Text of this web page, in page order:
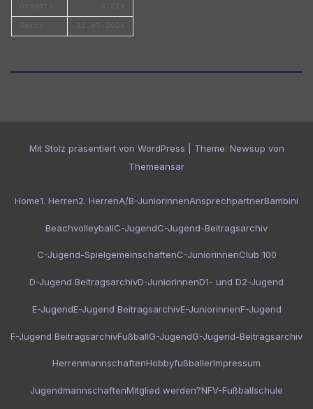
Mit Stolz präsentiert von WordPress Theme: Newsup von
Themeansar
Home1. Herren2. HerrenA/B-JuniorinnenAnsprechpartnerBambini
BeachvolleyballC-JugendC-Jugend-Beitragsarchiv
C-Jugend-SpielgemeinschaftenC-JuniorinnenClub 100
D-Jugend BeitragsarchivD-JuniorinnenD1- und D2-Jugend
E-JugendE-Jugend BeitragsarchivE-JuniorinnenF-Jugend
F-Jugend BeitragsarchivFußballG-JugendG-Jugend-Beitragsarchiv
HerrenmannschaftenHobbyfußballerImpressum
JugendmannschaftenMitglied werden?NFV-Fußballschule